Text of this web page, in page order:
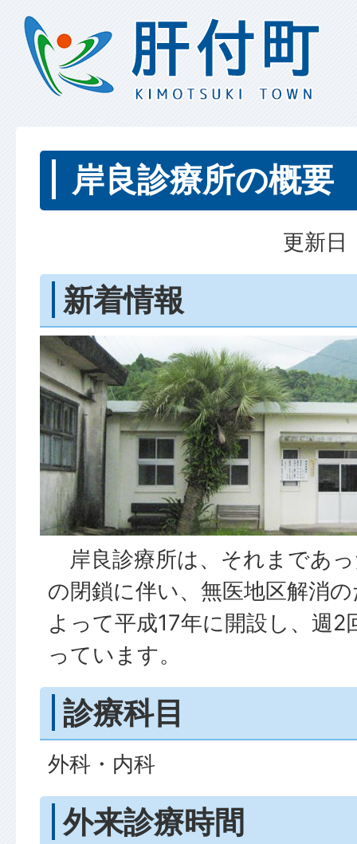
岸良診療所の概要
更新日
新着情報
岸良診療所は、それまであ
の閉鎖に伴い、無医地区解消
よって平成17年に開設し、週2
っています。
診療科目
外科・内科
外来診療時間